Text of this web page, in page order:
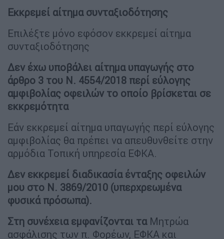
Εκκρεμεί αίτημα συνταξιοδότησης
Επιλέξτε μόνο εφόσον εκκρεμεί αίτημα
συνταξιοδότησης
Δεν έχω υποβάλει αίτημα υπαγωγής στο
άρθρο 3 του Ν. 4554/2018 περί εύλογης
αμφιβολίας οφειλών το οποίο βρίσκεται σε
εκκρεμότητα
Εάν εκκρεμεί αίτημα υπαγωγής περί εύλογης
αμφιβολίας θα πρέπει να απευθυνθείτε στην
αρμόδια Τοπική υπηρεσία ΕΦΚΑ.
Δεν εκκρεμεί διαδικασία ένταξης οφειλών
μου στο Ν. 3869/2010 (υπερχρεωμένα
φυσικά πρόσωπα).
Στη συνέχεια εμφανίζονται τα Μητρώα
ασφάλισης των π. Φορέων, ΕΦΚΑ και